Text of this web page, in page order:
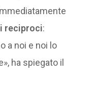
reciproci:
a noi e noi lo
ha spiegato il